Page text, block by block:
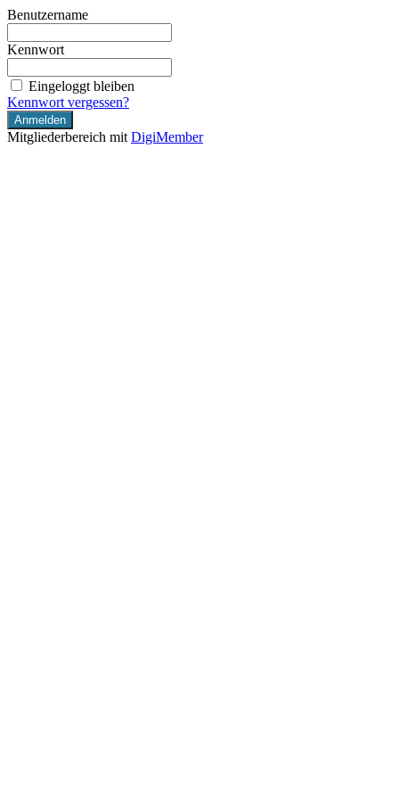
Benutzername
Kennwort
Eingeloggt bleiben
Kennwort vergessen?
Mitgliederbereich mit DigiMember